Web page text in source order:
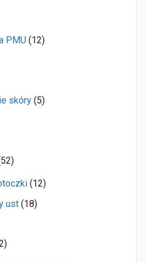
PMU (12)
skóry (5)
(12)
ust (18)